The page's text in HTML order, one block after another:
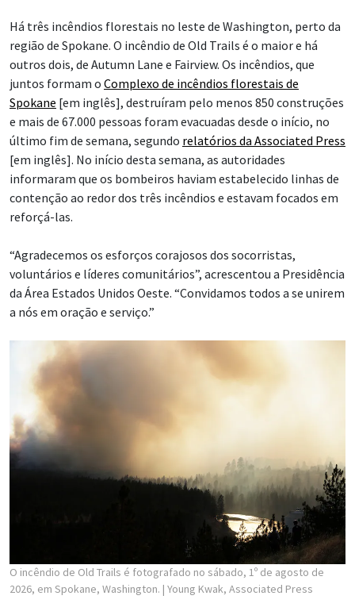
Há três incêndios florestais no leste de Washington, perto da
região de Spokane. O incêndio de Old Trails é o maior e há
outros dois, de Autumn Lane e Fairview. Os incêndios, que
juntos formam o Complexo de incêndios florestais de
Spokane [em inglês], destruíram pelo menos 850 construções
e mais de 67.000 pessoas foram evacuadas desde o início, no
último fim de semana, segundo relatórios da Associated Press
[em inglês]. No início desta semana, as autoridades
informaram que os bombeiros haviam estabelecido linhas de
contenção ao redor dos três incêndios e estavam focados em
reforçá-las.
“Agradecemos os esforços corajosos dos socorristas,
voluntários e líderes comunitários”, acrescentou a Presidência
da Área Estados Unidos Oeste. “Convidamos todos a se unirem
a nós em oração e serviço.”
O incêndio de Old Trails é fotografado no sábado, 1º de agosto de
2026, em Spokane, Washington. | Young Kwak, Associated Press